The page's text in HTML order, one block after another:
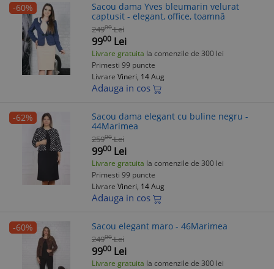
-60%
Sacou dama Yves bleumarin velurat
captusit - elegant, office, toamnă
24900 Lei
9900 Lei
Livrare gratuita la comenzile de 300 lei
Primesti 99 puncte
Livrare Vineri, 14 Aug
Adauga in cos
-62%
Sacou dama elegant cu buline negru -
44Marimea
25900 Lei
9900 Lei
Livrare gratuita la comenzile de 300 lei
Primesti 99 puncte
Livrare Vineri, 14 Aug
Adauga in cos
-60% Sacou elegant maro - 46Marimea
24900 Lei
9900 Lei
Livrare gratuita la comenzile de 300 lei